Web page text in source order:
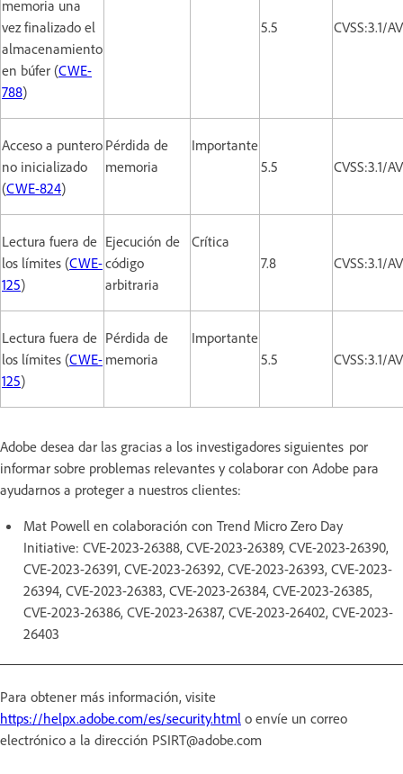
memoria una
vez finalizado el
almacenamiento
en búfer (CWE-
788)
5.5 CVSS:3.1/
Acceso a puntero
no inicializado
(CWE-824)
Pérdida de
memoria
Importante
5.5
CVSS:3.1/
Lectura fuera de
los límites (CWE-
125)
Ejecución de
código
arbitraria
Crítica
7.8
CVSS:3.1/
Lectura fuera de
los límites (CWE-
125)
Pérdida de
memoria
Importante
5.5
CVSS:3.1/
Adobe desea dar las gracias a los investigadores siguientes por
informar sobre problemas relevantes y colaborar con Adobe para
ayudarnos a proteger a nuestros clientes:
Mat Powell en colaboración con Trend Micro Zero Day
Initiative: CVE-2023-26388, CVE-2023-26389, CVE-2023-26390,
CVE-2023-26391, CVE-2023-26392, CVE-2023-26393, CVE-2023-
26394, CVE-2023-26383, CVE-2023-26384, CVE-2023-26385,
CVE-2023-26386, CVE-2023-26387, CVE-2023-26402, CVE-2023-
26403
Para obtener más información, visite
https://helpx.adobe.com/es/security.html o envíe un correo
electrónico a la dirección PSIRT@adobe.com